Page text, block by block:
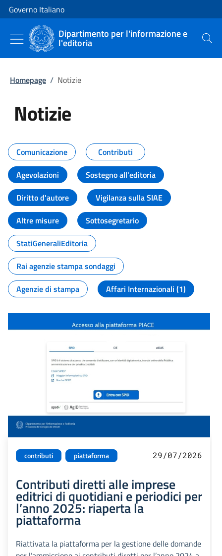
Vai al contenuto
Vai alla navigazione del sito
Governo Italiano
Dipartimento per l'informazione e
l'editoria Cerca
Homepage / Notizie
Notizie
Tutti i contenuti della pagina
Comunicazione
Contributi
Agevolazioni
Sostegno all'editoria
Diritto d'autore
Vigilanza sulla SIAE
Altre misure
Sottosegretario
StatiGeneraliEditoria
Rai agenzie stampa sondaggi
Agenzie di stampa
Affari Internazionali (1)
contributi piattaforma 29/07/2026
Contributi diretti alle imprese
editrici di quotidiani e periodici per
l’anno 2025: riaperta la
piattaforma
Riattivata la piattaforma per la gestione delle domande